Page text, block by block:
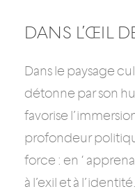
DANS L’ŒIL
Dans le paysage
détonne par son
favorise
profondeur
force : en ‘
à l’exil et à